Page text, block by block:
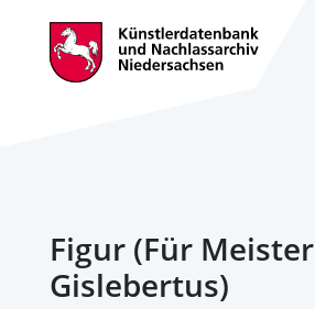
Figur (Für Meister
Gislebertus)